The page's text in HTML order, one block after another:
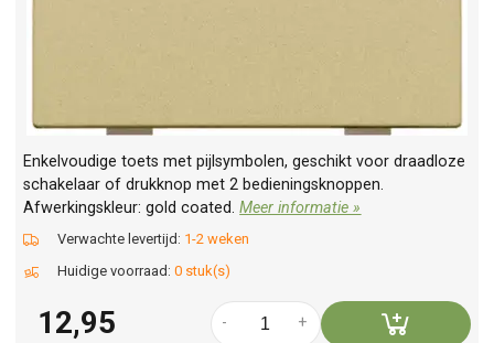
Enkelvoudige toets met pijlsymbolen, geschikt voor draadloze
schakelaar of drukknop met 2 bedieningsknoppen.
Afwerkingskleur: gold coated.Meer informatie »
Verwachte levertijd: 1-2 weken
Huidige voorraad: 0 stuk(s)
12,95 +
-